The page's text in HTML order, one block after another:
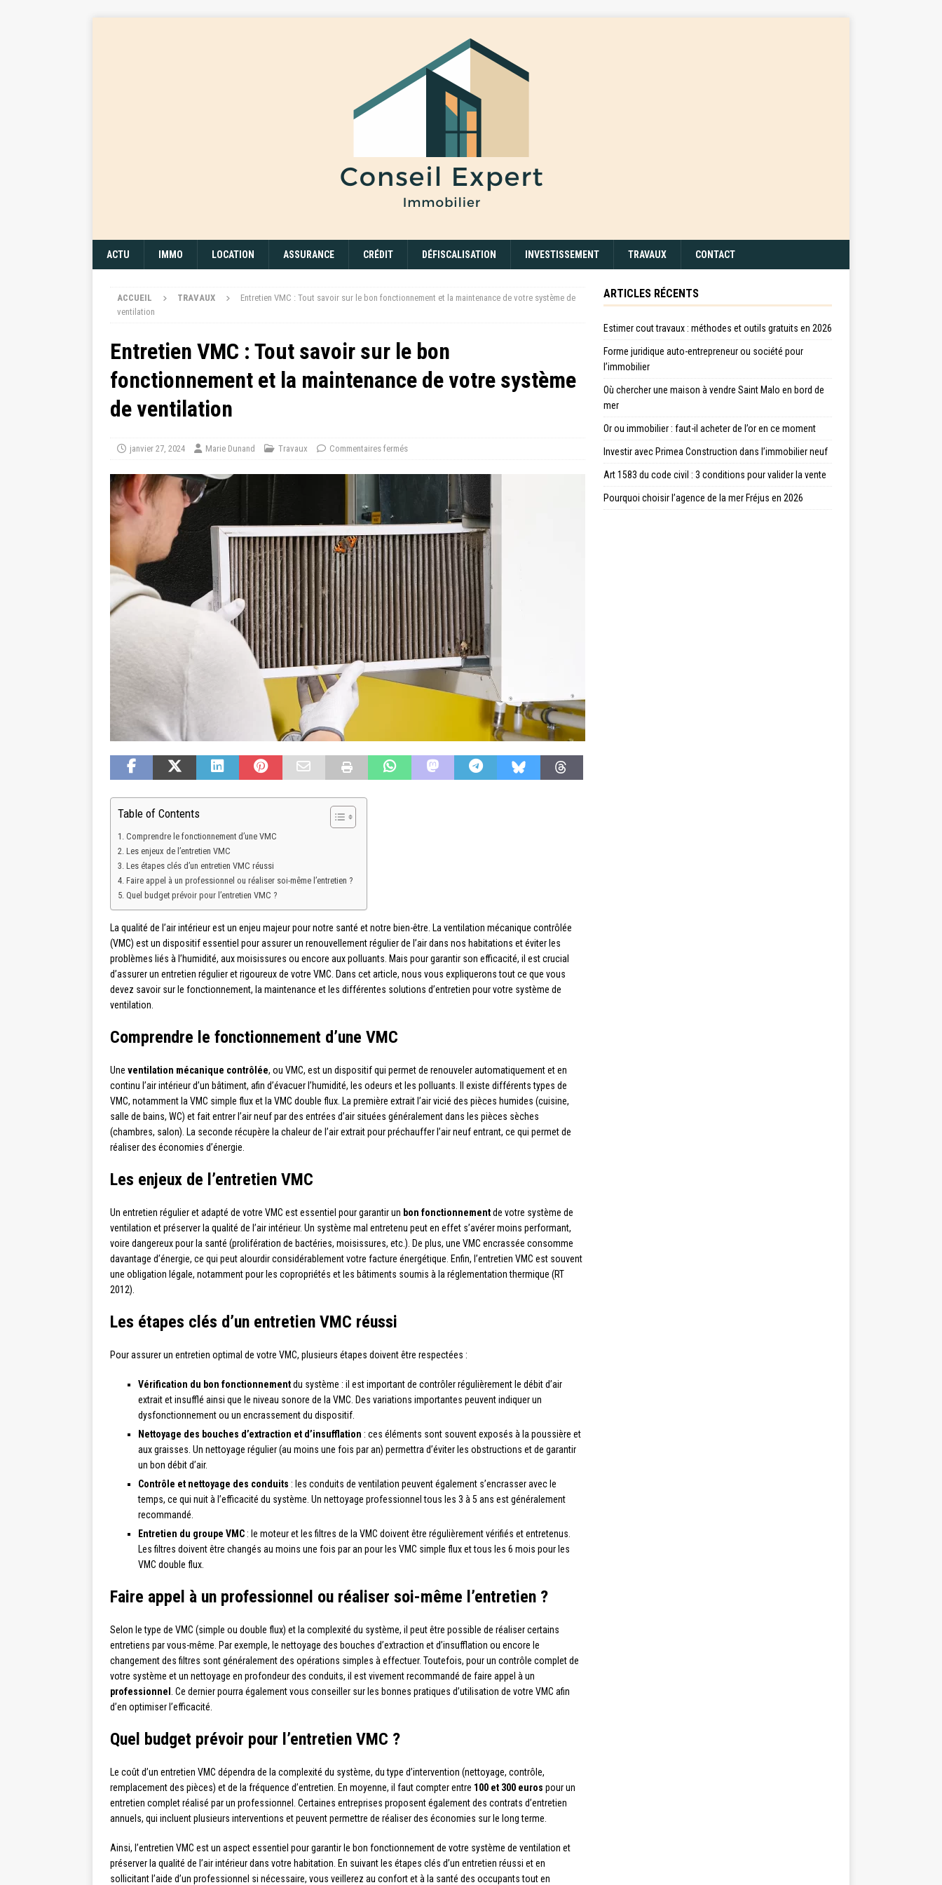
ACTU IMMO LOCATION ASSURANCE CRÉDIT DÉFISCALISATION INVESTISSEMENT TRAVAUX CONTACT
ACCUEIL TRAVAUX
Entretien VMC : Tout savoir sur le bon fonctionnement et la maintenance de votre système de
ventilation
Entretien VMC : Tout savoir sur le bon
fonctionnement et la maintenance de votre système
de ventilation
janvier 27, 2024 Marie Dunand Travaux Commentaires fermés
Table of Contents
Comprendre le fonctionnement d’une VMC
Les enjeux de l’entretien VMC
Les étapes clés d’un entretien VMC réussi
Faire appel à un professionnel ou réaliser soi-même l’entretien ?
Quel budget prévoir pour l’entretien VMC ?
La qualité de l’air intérieur est un enjeu majeur pour notre santé et notre bien-être. La ventilation mécanique contrôlée
(VMC) est un dispositif essentiel pour assurer un renouvellement régulier de l’air dans nos habitations et éviter les
problèmes liés à l’humidité, aux moisissures ou encore aux polluants. Mais pour garantir son efficacité, il est crucial
d’assurer un entretien régulier et rigoureux de votre VMC. Dans cet article, nous vous expliquerons tout ce que vous
devez savoir sur le fonctionnement, la maintenance et les différentes solutions d’entretien pour votre système de
ventilation.
Comprendre le fonctionnement d’une VMC
Une ventilation mécanique contrôlée, ou VMC, est un dispositif qui permet de renouveler automatiquement et en
continu l’air intérieur d’un bâtiment, afin d’évacuer l’humidité, les odeurs et les polluants. Il existe différents types de
VMC, notamment la VMC simple flux et la VMC double flux. La première extrait l’air vicié des pièces humides (cuisine,
salle de bains, WC) et fait entrer l’air neuf par des entrées d’air situées généralement dans les pièces sèches
(chambres, salon). La seconde récupère la chaleur de l’air extrait pour préchauffer l’air neuf entrant, ce qui permet de
réaliser des économies d’énergie.
Les enjeux de l’entretien VMC
Un entretien régulier et adapté de votre VMC est essentiel pour garantir un bon fonctionnementde votre système de
ventilation et préserver la qualité de l’air intérieur. Un système mal entretenu peut en effet s’avérer moins performant,
voire dangereux pour la santé (prolifération de bactéries, moisissures, etc.). De plus, une VMC encrassée consomme
davantage d’énergie, ce qui peut alourdir considérablement votre facture énergétique. Enfin, l’entretien VMC est souvent
une obligation légale, notamment pour les copropriétés et les bâtiments soumis à la réglementation thermique (RT
2012).
Les étapes clés d’un entretien VMC réussi
Pour assurer un entretien optimal de votre VMC, plusieurs étapes doivent être respectées :
Vérification du bon fonctionnementdu système : il est important de contrôler régulièrement le débit d’air
extrait et insufflé ainsi que le niveau sonore de la VMC. Des variations importantes peuvent indiquer un
dysfonctionnement ou un encrassement du dispositif.
Nettoyage des bouches d’extraction et d’insufflation : ces éléments sont souvent exposés à la poussière et
aux graisses. Un nettoyage régulier (au moins une fois par an) permettra d’éviter les obstructions et de garantir
un bon débit d’air.
Contrôle et nettoyage des conduits : les conduits de ventilation peuvent également s’encrasser avec le
temps, ce qui nuit à l’efficacité du système. Un nettoyage professionnel tous les 3 à 5 ans est généralement
recommandé.
Entretien du groupe VMC : le moteur et les filtres de la VMC doivent être régulièrement vérifiés et entretenus.
Les filtres doivent être changés au moins une fois par an pour les VMC simple flux et tous les 6 mois pour les
VMC double flux.
Faire appel à un professionnel ou réaliser soi-même l’entretien ?
Selon le type de VMC (simple ou double flux) et la complexité du système, il peut être possible de réaliser certains
entretiens par vous-même. Par exemple, le nettoyage des bouches d’extraction et d’insufflation ou encore le
changement des filtres sont généralement des opérations simples à effectuer. Toutefois, pour un contrôle complet de
votre système et un nettoyage en profondeur des conduits, il est vivement recommandé de faire appel à un
professionnel
. Ce dernier pourra également vous conseiller sur les bonnes pratiques d’utilisation de votre VMC afin
d’en optimiser l’efficacité.
Quel budget prévoir pour l’entretien VMC ?
Le coût d’un entretien VMC dépendra de la complexité du système, du type d’intervention (nettoyage, contrôle,
remplacement des pièces) et de la fréquence d’entretien. En moyenne, il faut compter entre 100 et 300 euros pour un
entretien complet réalisé par un professionnel. Certaines entreprises proposent également des contrats d’entretien
annuels, qui incluent plusieurs interventions et peuvent permettre de réaliser des économies sur le long terme.
Ainsi, l’entretien VMC est un aspect essentiel pour garantir le bon fonctionnement de votre système de ventilation et
préserver la qualité de l’air intérieur dans votre habitation. En suivant les étapes clés d’un entretien réussi et en
sollicitant l’aide d’un professionnel si nécessaire, vous veillerez au confort et à la santé des occupants tout en
ARTICLES RÉCENTS
Estimer cout travaux : méthodes et outils gratuits en 2026
Forme juridique auto-entrepreneur ou société pour
l’immobilier
Où chercher une maison à vendre Saint Malo en bord de
mer
Or ou immobilier : faut-il acheter de l’or en ce moment
Investir avec Primea Construction dans l’immobilier neuf
Art 1583 du code civil : 3 conditions pour valider la vente
Pourquoi choisir l’agence de la mer Fréjus en 2026